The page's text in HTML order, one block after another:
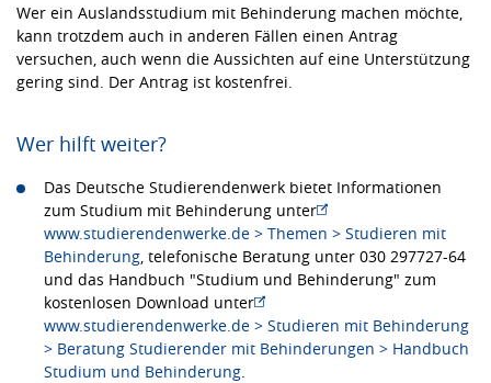
Wer ein Auslandsstudium mit Behinderung machen möchte,
kann trotzdem auch in anderen Fällen einen Antrag
versuchen, auch wenn die Aussichten auf eine Unterstützung
gering sind. Der Antrag ist kostenfrei.
Wer hilft weiter?
Das Deutsche Studierendenwerk bietet Informationen
zum Studium mit Behinderung unter
www.studierendenwerke.de > Themen > Studieren mit
Behinderung , telefonische Beratung unter 030 297727-64
und das Handbuch "Studium und Behinderung" zum
kostenlosen Download unter
www.studierendenwerke.de > Studieren mit Behinderung
> Beratung Studierender mit Behinderungen > Handbuch
Studium und Behinderung